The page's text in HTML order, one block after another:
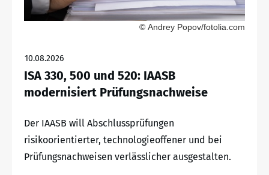
© Andrey Popov/fotolia.com
10.08.2026
ISA 330, 500 und 520: IAASB
modernisiert Prüfungsnachweise
Der IAASB will Abschlussprüfungen
risikoorientierter, technologieoffener und bei
Prüfungsnachweisen verlässlicher ausgestalten.